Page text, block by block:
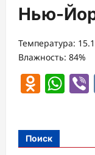
Нью-
Температура:
Влажность: 84%
Поиск